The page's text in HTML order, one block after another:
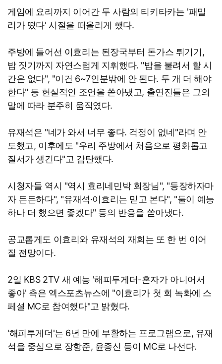
게임에 요리까지 이어간 두 사람의 티키타카는 '패밀
리가 떴다' 시절을 떠올리게 했다.
주방에 들어선 이효리는 된장국부터 돈가스 튀기기,
밥 짓기까지 자연스럽게 지휘했다. "밥을 불려서 할 시
간은 없다", "이건 6~7인분밖에 안 된다. 두 개 더 해야
한다" 등 현실적인 조언을 쏟아냈고, 출연진들은 그의
말에 따라 분주히 움직였다.
유재석은 "네가 와서 너무 좋다. 걱정이 없네"라며 안
도했고, 이후에도 "우리 주방에서 처음으로 평화롭고
질서가 생긴다"고 감탄했다.
시청자들 역시 "역시 효리네민박 회장님", "등장하자마
자 든든하다", "유재석·이효리는 믿고 본다", "둘이 예능
하나 더 했으면 좋겠다" 등의 반응을 쏟아냈다.
공교롭게도 이효리와 유재석의 재회는 또 한 번 이어
질 전망이다.
2일 KBS 2TV 새 예능 '해피투게더-혼자가 아니어서
좋아' 측은 엑스포츠뉴스에 "이효리가 첫 회 녹화에 스
페셜 MC로 참여했다"고 밝혔다.
'해피투게더'는 6년 만에 부활하는 프로그램으로, 유재
석을 중심으로 장항준, 윤종신 등이 MC로 나선다.